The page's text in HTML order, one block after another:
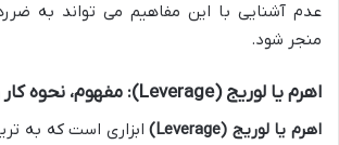
عدم آشنایی با این مفاهیم می تواند به
منجر شود.
اهرم یا لوریج (Leverage): مفهوم، نحوه کار و ریسک های آن
اهرم یا لوریج (Leverage)
ابزاری است که به